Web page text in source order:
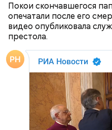
Покои скончавшегося
опечатали после его
видео опубликовала
престола.
В 1945 году женщина
городе Виши, став
где трудилась 28 лет. В
Сара Носс (119 лет)